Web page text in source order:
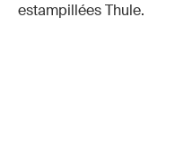
estampillées Thule.